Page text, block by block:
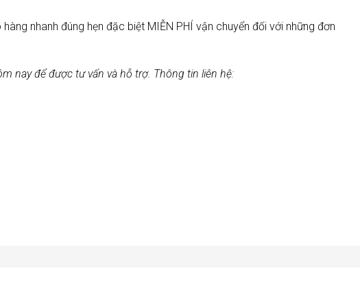
nhanh đúng hẹn đặc biệt MIỄN PHÍ vận chuyển đối với những đơn
nay để được tư vấn và hỗ trợ. Thông tin liên hệ: